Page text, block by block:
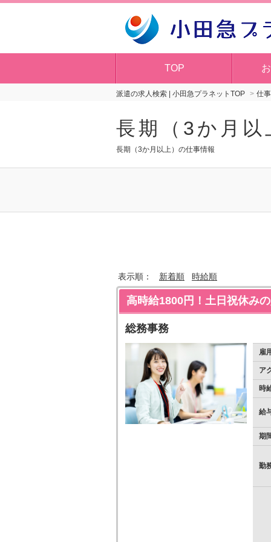
TOP
派遣の求人検索 | 小田急プラネットTOP 仕
長期（3か月以
長期（3か月以上）の仕事情報
表示順： 新着順 時給順
高時給1800円！土日祝休み
総務事務
雇
ア
時
給
期
勤